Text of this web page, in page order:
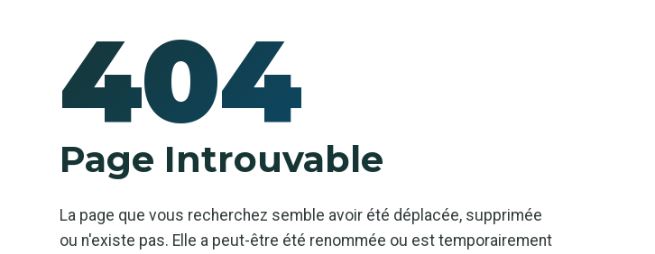
404
Page Introuvable
La page que vous recherchez semble avoir été déplacée, supprimée
ou n'existe pas. Elle a peut-être été renommée ou est temporairement